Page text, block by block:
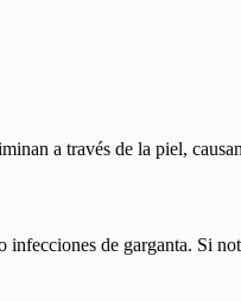
a través de la piel,
de garganta. Si